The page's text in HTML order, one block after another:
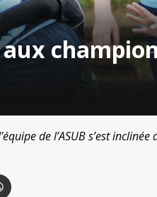
aux
de l’ASUB s’est inclinée